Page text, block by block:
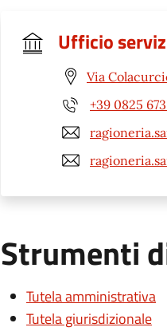
Ufficio
Via
+39 0825
Strumenti
Tutela amministrativa
Tutela giurisdizionale